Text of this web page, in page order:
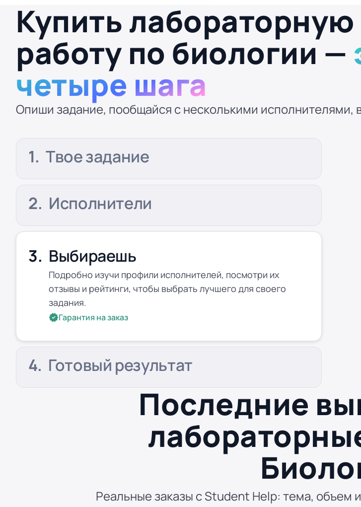
Купить лабораторную
работу по биологии —
четыре шага
Опиши задание, пообщайся с несколькими исполнителями,
Твое задание
Исполнители
Выбираешь
Подробно изучи профили исполнителей, посмотри их
отзывы и рейтинги, чтобы выбрать лучшего для своего
задания.
Гарантия на заказ
Готовый результат
Последние
Реальные заказы с Student Help: тема, объем